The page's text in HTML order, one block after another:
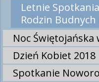
Letnie
Rodzin
Noc Świętojańska
Dzień Kobiet 2018
Spotkanie